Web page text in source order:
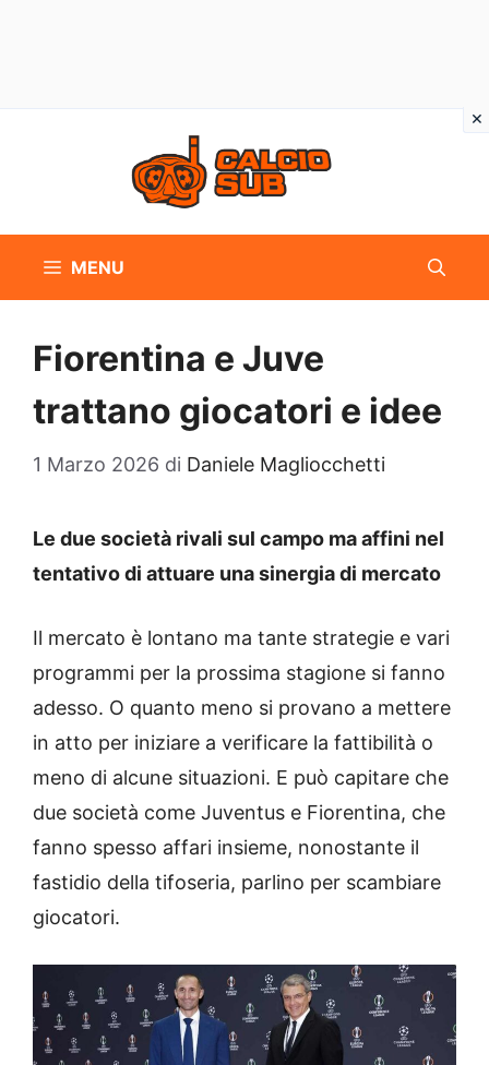
MENU
Fiorentina e Juve
trattano giocatori e idee
1 Marzo 2026 di Daniele Magliocchetti
Le due società rivali sul campo ma affini nel
tentativo di attuare una sinergia di mercato
Il mercato è lontano ma tante strategie e vari
programmi per la prossima stagione si fanno
adesso. O quanto meno si provano a mettere
in atto per iniziare a verificare la fattibilità o
meno di alcune situazioni. E può capitare che
due società come Juventus e Fiorentina, che
fanno spesso affari insieme, nonostante il
fastidio della tifoseria, parlino per scambiare
giocatori.